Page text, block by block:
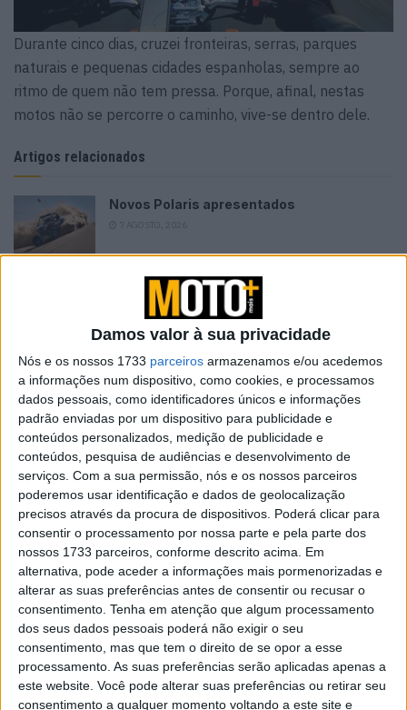
Damos valor à sua privacidade
Nós e os nossos 1733 parceiros armazenamos e/ou acedemos
a informações num dispositivo, como cookies, e processamos
dados pessoais, como identificadores únicos e informações
padrão enviadas por um dispositivo para publicidade e
conteúdos personalizados, medição de publicidade e
conteúdos, pesquisa de audiências e desenvolvimento de
serviços. Com a sua permissão, nós e os nossos parceiros
poderemos usar identificação e dados de geolocalização
precisos através da procura de dispositivos. Poderá clicar para
consentir o processamento por nossa parte e pela parte dos
nossos 1733 parceiros, conforme descrito acima. Em
alternativa, pode aceder a informações mais pormenorizadas e
alterar as suas preferências antes de consentir ou recusar o
consentimento. Tenha em atenção que algum processamento
dos seus dados pessoais poderá não exigir o seu
consentimento, mas que tem o direito de se opor a esse
processamento. As suas preferências serão aplicadas apenas a
este website. Você pode alterar suas preferências ou retirar seu
consentimento a qualquer momento voltando a este site e
Durante cinco dias, cruzei fronteiras, serras, parques
naturais e pequenas cidades espanholas, sempre ao
ritmo de quem não tem pressa. Porque, afinal, nestas
motos não se percorre o caminho, vive-se dentro dele.
Artigos relacionados
Novos Polaris apresentados
Vem aí o 42º Passeio de Antigas de Sintra
7 AGOSTO, 2026
Dia 1 (Lisboa – Mérida) A rota que nunca cansa
Saí cedo, ainda a cidade acordava, por volta das oito da
manhã. O plano era simples: seguir sempre pelas
nacionais até Badajoz, usando a velha N4, estrada que,
pela minha conta, já devo ter cruzado dezenas de vezes.
Há qualquer coisa de especial nestas rotas antigas. Não
são rápidas, não são direitas, mas têm personalidade. As
curvas parecem guardar uma memória, as retas lembra-
nos que a pressa é um luxo de quem não gosta
verdadeiramente de viajar.
A primeira paragem foi Montemor-o-Novo. É quase ritual:
um café, um esticar das pernas, um momento para